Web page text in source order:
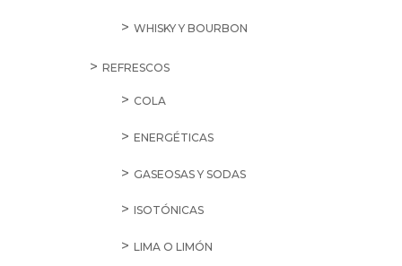
WHISKY Y BOURBON
REFRESCOS
COLA
ENERGÉTICAS
GASEOSAS Y SODAS
ISOTÓNICAS
LIMA O LIMÓN